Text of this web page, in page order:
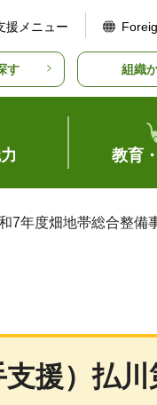
援メニュー
す 組織
教育
7年度畑地帯総合整備
援）払